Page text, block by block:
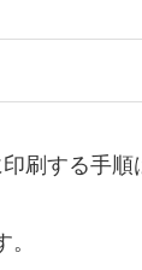
刷する手順